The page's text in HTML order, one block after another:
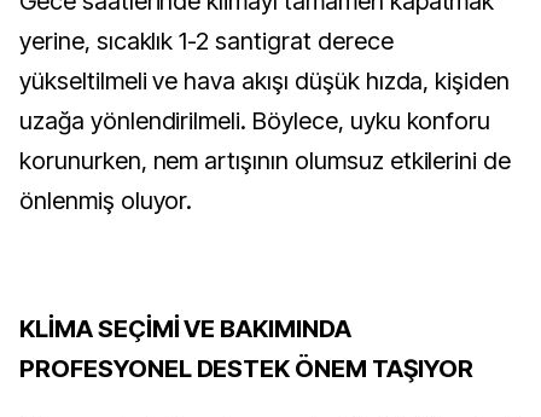
yerine, sıcaklık 1-2 santigrat derece
yükseltilmeli ve hava akışı düşük hızda, kişiden
uzağa yönlendirilmeli. Böylece, uyku konforu
korunurken, nem artışının olumsuz etkilerini de
önlenmiş oluyor.
KLİMA SEÇİMİ VE BAKIMINDA
PROFESYONEL DESTEK ÖNEM TAŞIYOR